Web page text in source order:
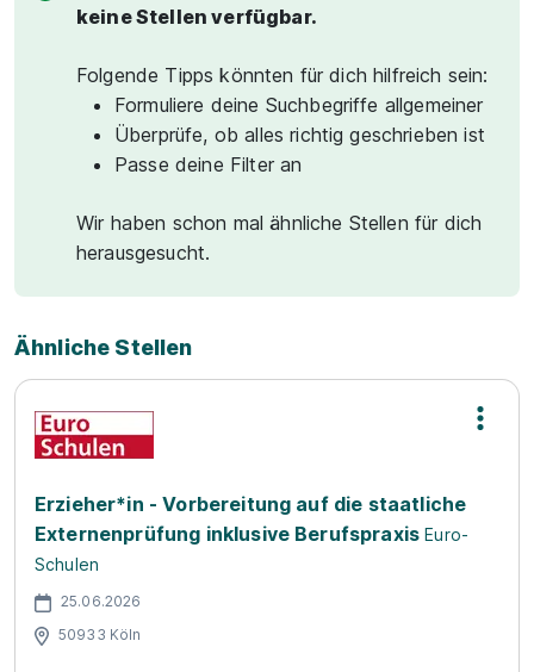
keine Stellen verfügbar.
Folgende Tipps könnten für dich hilfreich sein:
Formuliere deine Suchbegriffe allgemeiner
Überprüfe, ob alles richtig geschrieben ist
Passe deine Filter an
Wir haben schon mal ähnliche Stellen für dich
herausgesucht.
Ähnliche Stellen
Erzieher*in - Vorbereitung auf die staatliche
Externenprüfung inklusive Berufspraxis Euro-
Schulen
25.06.2026
50933 Köln